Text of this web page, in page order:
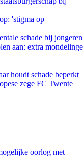
'stigma op
schade bij jongeren
aan: extra mondelinge
houdt schade beperkt
zege FC Twente
oorlog met